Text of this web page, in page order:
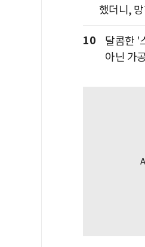
했더니,
10
달콤한 '
아닌 가